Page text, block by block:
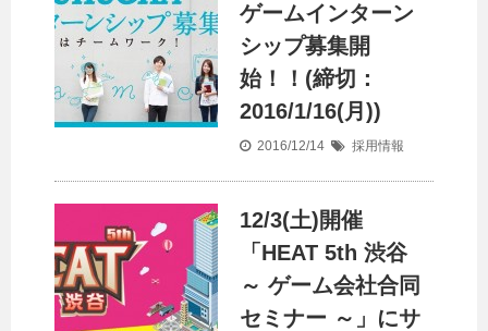
ゲームインターン
シップ募集開
始！！(締切：
2016/1/16(月))
2016/12/14 採用情報
12/3(土)開催
「HEAT 5th 渋谷
～ ゲーム会社合同
セミナー ～」にサ